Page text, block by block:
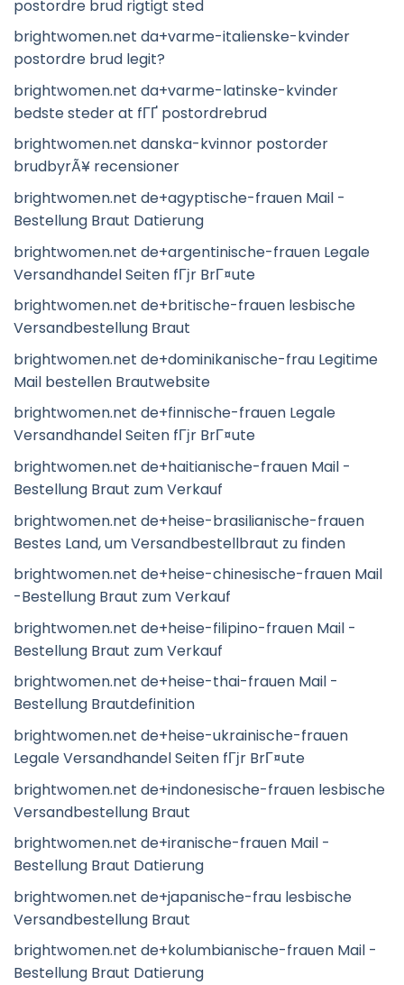
postordre brud rigtigt sted
brightwomen.net da+varme-italienske-kvinder
postordre brud legit?
brightwomen.net da+varme-latinske-kvinder
bedste steder at fГҐ postordrebrud
brightwomen.net danska-kvinnor postorder
brudbyrÃ¥ recensioner
brightwomen.net de+agyptische-frauen Mail -
Bestellung Braut Datierung
brightwomen.net de+argentinische-frauen Legale
Versandhandel Seiten fГјr BrГ¤ute
brightwomen.net de+britische-frauen lesbische
Versandbestellung Braut
brightwomen.net de+dominikanische-frau Legitime
Mail bestellen Brautwebsite
brightwomen.net de+finnische-frauen Legale
Versandhandel Seiten fГјr BrГ¤ute
brightwomen.net de+haitianische-frauen Mail -
Bestellung Braut zum Verkauf
brightwomen.net de+heise-brasilianische-frauen
Bestes Land, um Versandbestellbraut zu finden
brightwomen.net de+heise-chinesische-frauen Mail
-Bestellung Braut zum Verkauf
brightwomen.net de+heise-filipino-frauen Mail -
Bestellung Braut zum Verkauf
brightwomen.net de+heise-thai-frauen Mail -
Bestellung Brautdefinition
brightwomen.net de+heise-ukrainische-frauen
Legale Versandhandel Seiten fГјr BrГ¤ute
brightwomen.net de+indonesische-frauen lesbische
Versandbestellung Braut
brightwomen.net de+iranische-frauen Mail -
Bestellung Braut Datierung
brightwomen.net de+japanische-frau lesbische
Versandbestellung Braut
brightwomen.net de+kolumbianische-frauen Mail -
Bestellung Braut Datierung